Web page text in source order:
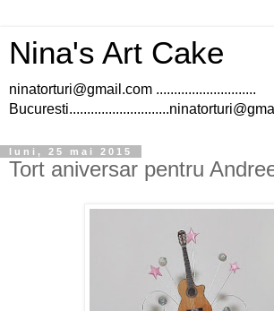
Nina's Art Cake
ninatorturi@gmail.com ............................
luni, 25 mai 2015
Tort aniversar pentru